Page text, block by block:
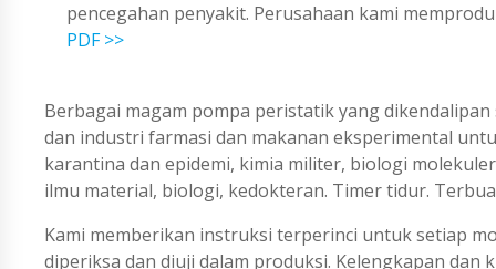
pencegahan penyakit. Perusahaan kami
PDF >>
Berbagai magam pompa peristatik yang
dan industri farmasi dan makanan eksperimental
karantina dan epidemi, kimia militer, biologi
ilmu material, biologi, kedokteran. Timer tidur.
Kami memberikan instruksi terperinci untuk setiap
diperiksa dan diuji dalam produksi. Kelengkapan dan